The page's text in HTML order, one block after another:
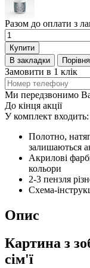
Разом до оплати з
Купити
В закладки
Замовити в 1 клік
Ми передзвонимо
До кінця акції
У комплект входить:
Полотно,
залишаються
Акрилові
кольори
2-3 пензля
Схема-
Опис
Картина з
сім'ї